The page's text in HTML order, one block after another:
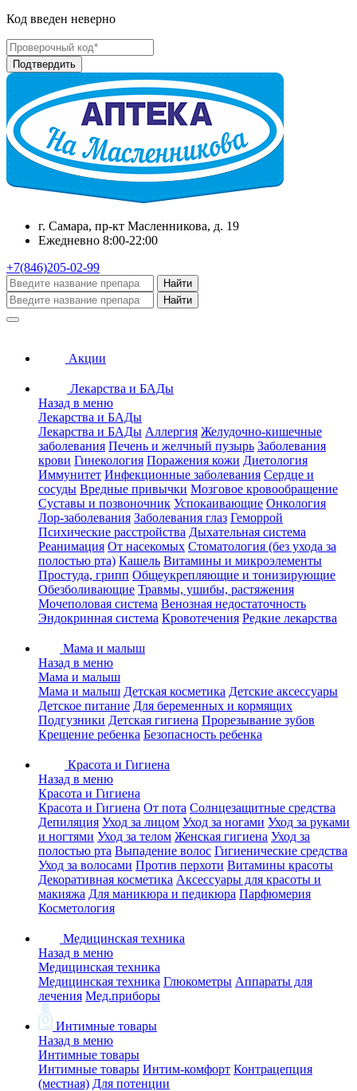
Код введен неверно
г. Самара, пр-кт Масленникова, д. 19
Ежедневно 8:00-22:00
+7(846)205-02-99
Найти
Найти
Акции
Лекарства и БАДы
Назад в меню
Лекарства и БАДы
Лекарства и БАДы Аллергия Желудочно-кишечные
заболевания Печень и желчный пузырь Заболевания
крови Гинекология Поражения кожи Диетология
Иммунитет Инфекционные заболевания Сердце и
сосуды Вредные привычки Мозговое кровообращение
Суставы и позвоночник Успокаивающие Онкология
Лор-заболевания Заболевания глаз Геморрой
Психические расстройства Дыхательная система
Реанимация От насекомых Стоматология (без ухода за
полостью рта) Кашель Витамины и микроэлементы
Простуда, грипп Общеукрепляющие и тонизирующие
Обезболивающие Травмы, ушибы, растяжения
Мочеполовая система Венозная недостаточность
Эндокринная система Кровотечения Редкие лекарства
Мама и малыш
Назад в меню
Мама и малыш
Мама и малыш Детская косметика Детские аксессуары
Детское питание Для беременных и кормящих
Подгузники Детская гигиена Прорезывание зубов
Крещение ребенка Безопасность ребенка
Красота и Гигиена
Назад в меню
Красота и Гигиена
Красота и Гигиена От пота Солнцезащитные средства
Депиляция Уход за лицом Уход за ногами Уход за руками
и ногтями Уход за телом Женская гигиена Уход за
полостью рта Выпадение волос Гигиенические средства
Уход за волосами Против перхоти Витамины красоты
Декоративная косметика Аксессуары для красоты и
макияжа Для маникюра и педикюра Парфюмерия
Косметология
Медицинская техника
Назад в меню
Медицинская техника
Медицинская техника Глюкометры Аппараты для
лечения Мед.приборы
Интимные товары
Назад в меню
Интимные товары
Интимные товары Интим-комфорт Контрацепция
(местная) Для потенции